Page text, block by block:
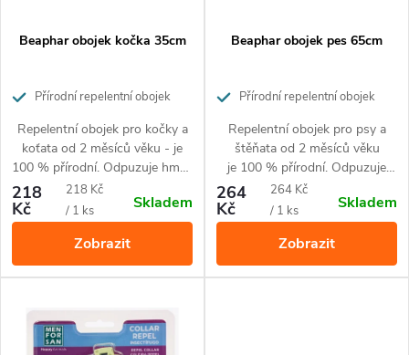
p
o
d
u
k
t
ů
p
r
o
d
u
k
Beaphar obojek kočka 35cm
Přírodní repelentní obojek
Repelentní obojek pro kočky a
koťata od 2 měsíců věku - je
100 % přírodní. Odpuzuje hmyz
sajíci krev, redukuje svědění a
podráždění kůže a zamezuje
nepříjemnému pachu zvířat.
Obojek je účinný po dobu 4
měsíců
218
Kč
Měrná
cena:
218 Kč
/ 1 ks
Skladem
Zobrazit
Beaphar obojek pes 65cm
Přírodní repelentní obojek
Repelentní obojek pro psy a
štěňata od 2 měsíců věku
je 100 % přírodní. Odpuzuje
hmyz sajíci krev, redukuje
svědění a podráždění kůže a
zamezuje nepříjemnému pachu
zvířat. Obojek je účinný po
dobu 4 měsíců
264
Kč
Měrná
cena:
264 Kč
/ 1 ks
Skladem
Zobrazit